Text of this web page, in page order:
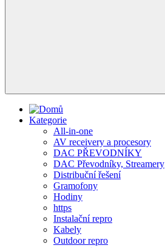
Kategorie
All-in-one
AV receivery a procesory
DAC PŘEVODNÍKY
DAC Převodníky, Streamery
Distribuční řešení
Gramofony
Hodiny
https
Instalační repro
Kabely
Outdoor repro